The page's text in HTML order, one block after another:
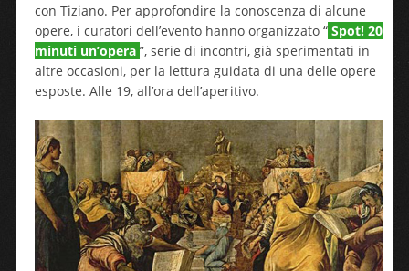
con Tiziano. Per approfondire la conoscenza di alcune
opere, i curatori dell’evento hanno organizzato “ Spot! 20
minuti un’opera ”, serie di incontri, già sperimentati in
altre occasioni, per la lettura guidata di una delle opere
esposte. Alle 19, all’ora dell’aperitivo.